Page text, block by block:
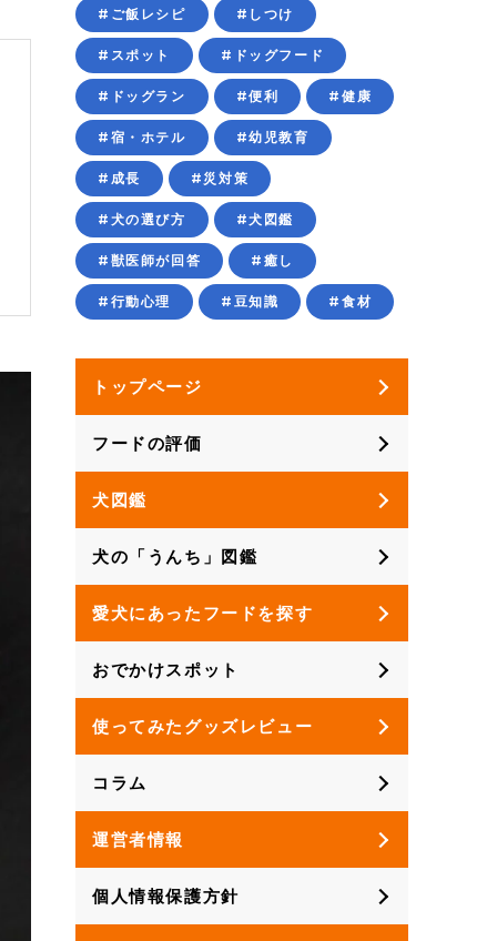
#ご飯レシピ #しつけ
#スポット #ドッグフード
#ドッグラン #便利 #健康
#宿・ホテル #幼児教育
#成長 #災対策
#犬の選び方 #犬図鑑
#獣医師が回答 #癒し
#行動心理 #豆知識 #食材
トップページ
フードの評価
犬図鑑
犬の「うんち」図鑑
愛犬にあったフードを探す
おでかけスポット
使ってみたグッズレビュー
コラム
運営者情報
個人情報保護方針